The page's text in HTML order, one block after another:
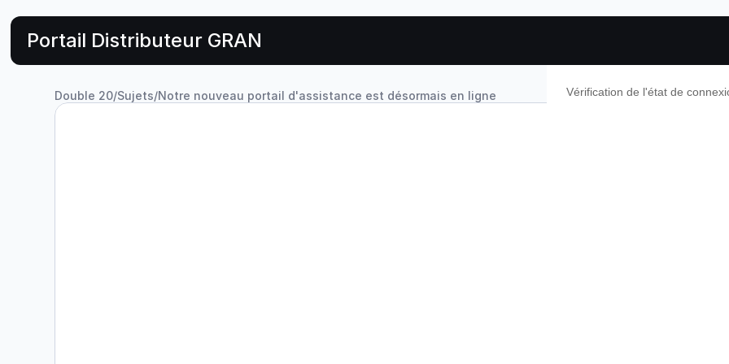
Portail Distributeur GRAN
Vérification de l'état de
Double 20/Sujets/Notre nouveau portail d'assistance est désormais en ligne